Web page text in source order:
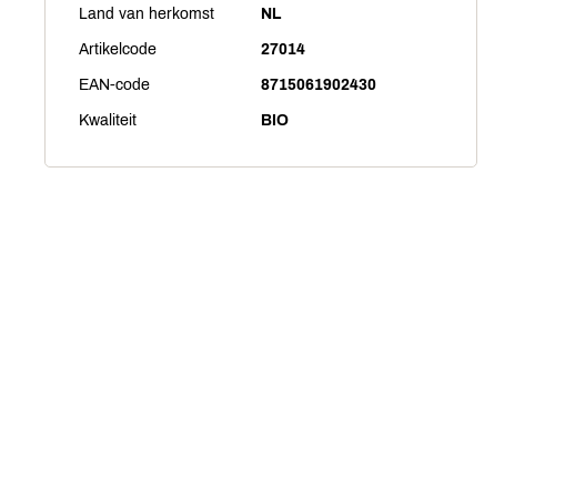
Land van herkomst NL
Artikelcode 27014
EAN-code 8715061902430
Kwaliteit BIO